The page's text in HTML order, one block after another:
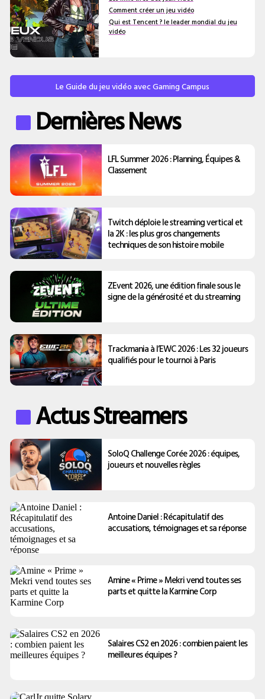
Comment créer un jeu vidéo
Qui est Tencent ? le leader mondial du jeu
vidéo
Le Guide du jeu vidéo avec Gaming Campus
Dernières News
LFL Summer 2026 : Planning, Équipes &
Classement
Twitch déploie le streaming vertical et
la 2K : les plus gros changements
techniques de son histoire mobile
ZEvent 2026, une édition finale sous le
signe de la générosité et du streaming
Trackmania à l’EWC 2026 : Les 32 joueurs
qualifiés pour le tournoi à Paris
Actus Streamers
SoloQ Challenge Corée 2026 : équipes,
joueurs et nouvelles règles
Antoine Daniel : Récapitulatif des
accusations, témoignages et sa réponse
Amine « Prime » Mekri vend toutes ses
parts et quitte la Karmine Corp
Salaires CS2 en 2026 : combien paient les
meilleures équipes ?